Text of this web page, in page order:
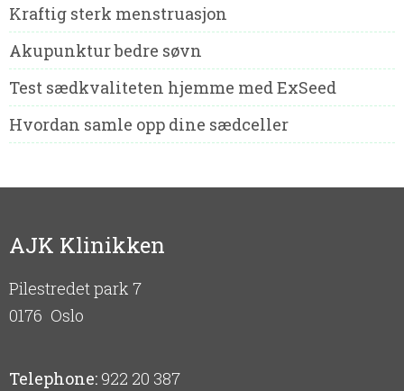
Kraftig sterk menstruasjon
Akupunktur bedre søvn
Test sædkvaliteten hjemme med ExSeed
Hvordan samle opp dine sædceller
AJK Klinikken
Pilestredet park 7
0176 Oslo
Telephone: 922 20 387